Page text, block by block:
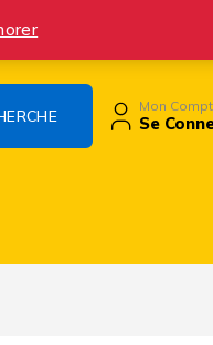
Mon
Se